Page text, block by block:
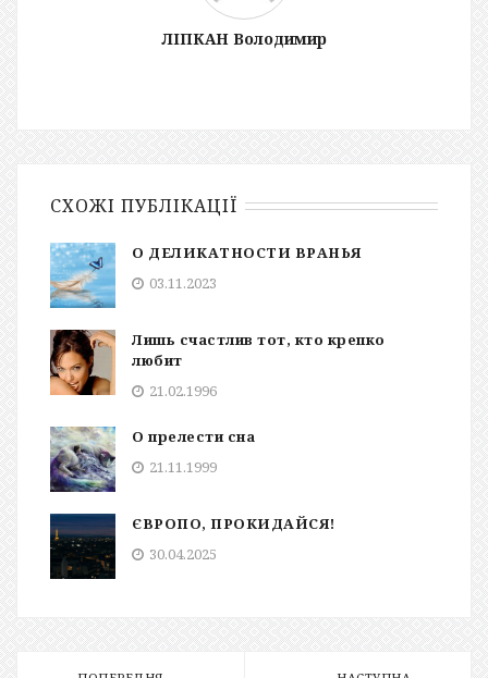
ЛІПКАН Володимир
СХОЖІ ПУБЛІКАЦІЇ
О ДЕЛИКАТНОСТИ ВРАНЬЯ
03.11.2023
Лишь счастлив тот, кто крепко
любит
21.02.1996
О прелести сна
21.11.1999
ЄВРОПО, ПРОКИДАЙСЯ!
30.04.2025